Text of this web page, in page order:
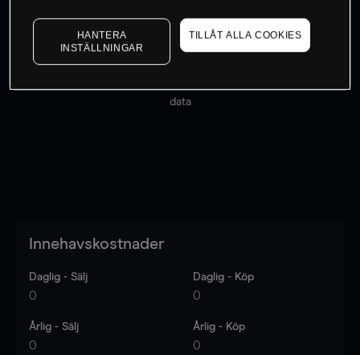
Priserna är endast vägledande.
data
Innehavskostnader
Daglig - Sälj
0
Daglig - Köp
0
Årlig - Sälj
0
Årlig - Köp
0
HANTERA
INSTÄLLNINGAR
TILLÅT ALLA COOKIES